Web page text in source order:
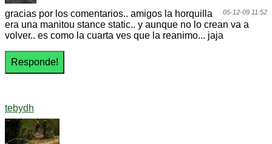
05-12-09 11:52
gracias por los comentarios.. amigos la horquilla
era una manitou stance static.. y aunque no lo crean va a
volver.. es como la cuarta ves que la reanimo... jaja
tebydh